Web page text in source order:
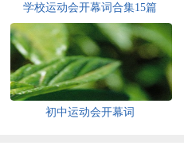
学校运动会开幕词合集15篇
初中运动会开幕词